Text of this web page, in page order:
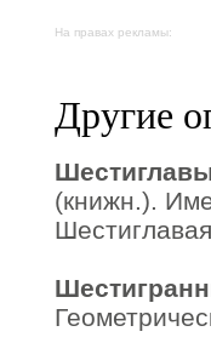
На правах рекламы:
Другие
(книжн.).